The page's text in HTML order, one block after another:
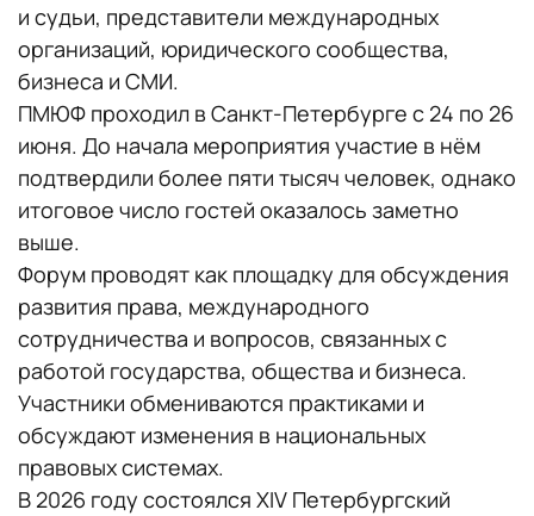
и судьи, представители международных
организаций, юридического сообщества,
бизнеса и СМИ.
ПМЮФ проходил в Санкт-Петербурге с 24 по 26
июня. До начала мероприятия участие в нём
подтвердили более пяти тысяч человек, однако
итоговое число гостей оказалось заметно
выше.
Форум проводят как площадку для обсуждения
развития права, международного
сотрудничества и вопросов, связанных с
работой государства, общества и бизнеса.
Участники обмениваются практиками и
обсуждают изменения в национальных
правовых системах.
В 2026 году состоялся XIV Петербургский